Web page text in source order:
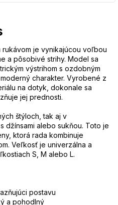
je vynikajúcou voľbou
a pôsobivé strihy. Model sa
výstrihom s ozdobným
charakter. Vyrobené z
na dotyk, dokonale sa
jej prednosti.
štýloch, tak aj v
džínsami alebo sukňou. Toto je
ktorá rada kombinuje
Veľkosť je univerzálna a
S, M alebo L.
postavu
a pohodlný